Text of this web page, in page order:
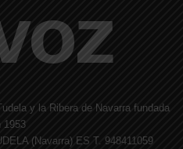
y la Ribera de Navarra fundada
1953
(Navarra) ES T. 948411059